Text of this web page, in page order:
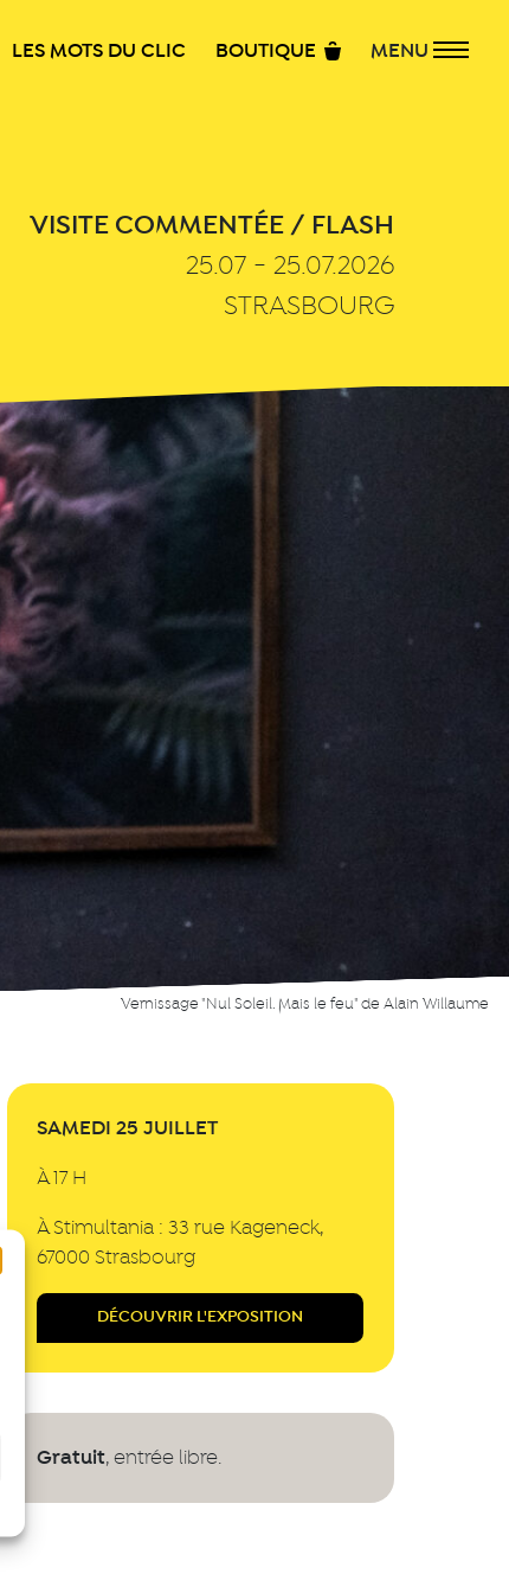
LES MOTS DU CLIC BOUTIQUE MENU
VISITE COMMENTÉE / FLASH
25.07 - 25.07.2026
STRASBOURG
Vernissage "Nul Soleil. Mais le feu" de Alain Willaume
SAMEDI 25 JUILLET
À 17 H
À Stimultania : 33 rue Kageneck,
67000 Strasbourg
DÉCOUVRIR L'EXPOSITION
Gratuit, entrée libre.